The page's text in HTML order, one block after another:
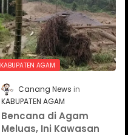
KABUPATEN AGAM
Canang News
KABUPATEN AGAM
Bencana di Agam
Meluas, Ini Kawasan